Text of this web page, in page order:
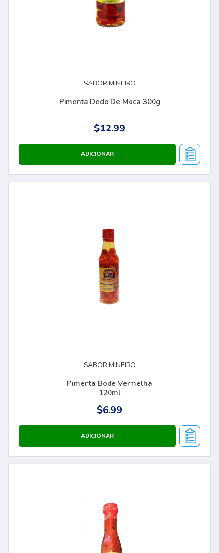
SABOR MINEIRO
Pimenta Dedo De Moca 300g
$12.99
SABOR MINEIRO
Pimenta Bode Vermelha
120ml
$6.99